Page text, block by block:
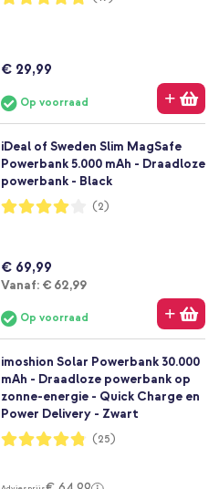
100%
€ 29,99
Op voorraad
iDeal of Sweden Slim MagSafe
Powerbank 5.000 mAh - Draadloze
powerbank - Black
Waardering:
80%
(2)
€ 69,99
Vanaf: Vanaf
€ 62,99
Op voorraad
imoshion Solar Powerbank 30.000
mAh - Draadloze powerbank op
zonne-energie - Quick Charge en
Power Delivery - Zwart
Waardering:
96%
(25)